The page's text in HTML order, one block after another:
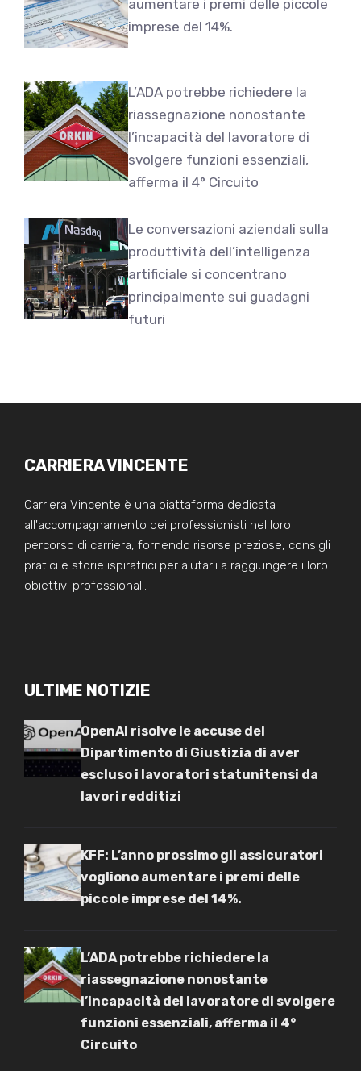
aumentare i premi delle piccole
imprese del 14%.
L’ADA potrebbe richiedere la
riassegnazione nonostante
l’incapacità del lavoratore di
svolgere funzioni essenziali,
afferma il 4° Circuito
Le conversazioni aziendali sulla
produttività dell’intelligenza
artificiale si concentrano
principalmente sui guadagni
futuri
CARRIERA VINCENTE
Carriera Vincente è una piattaforma dedicata
all'accompagnamento dei professionisti nel loro
percorso di carriera, fornendo risorse preziose, consigli
pratici e storie ispiratrici per aiutarli a raggiungere i loro
obiettivi professionali.
ULTIME NOTIZIE
OpenAI risolve le accuse del
Dipartimento di Giustizia di aver
escluso i lavoratori statunitensi da
lavori redditizi
KFF: L’anno prossimo gli assicuratori
vogliono aumentare i premi delle
piccole imprese del 14%.
L’ADA potrebbe richiedere la
riassegnazione nonostante
l’incapacità del lavoratore di svolgere
funzioni essenziali, afferma il 4°
Circuito